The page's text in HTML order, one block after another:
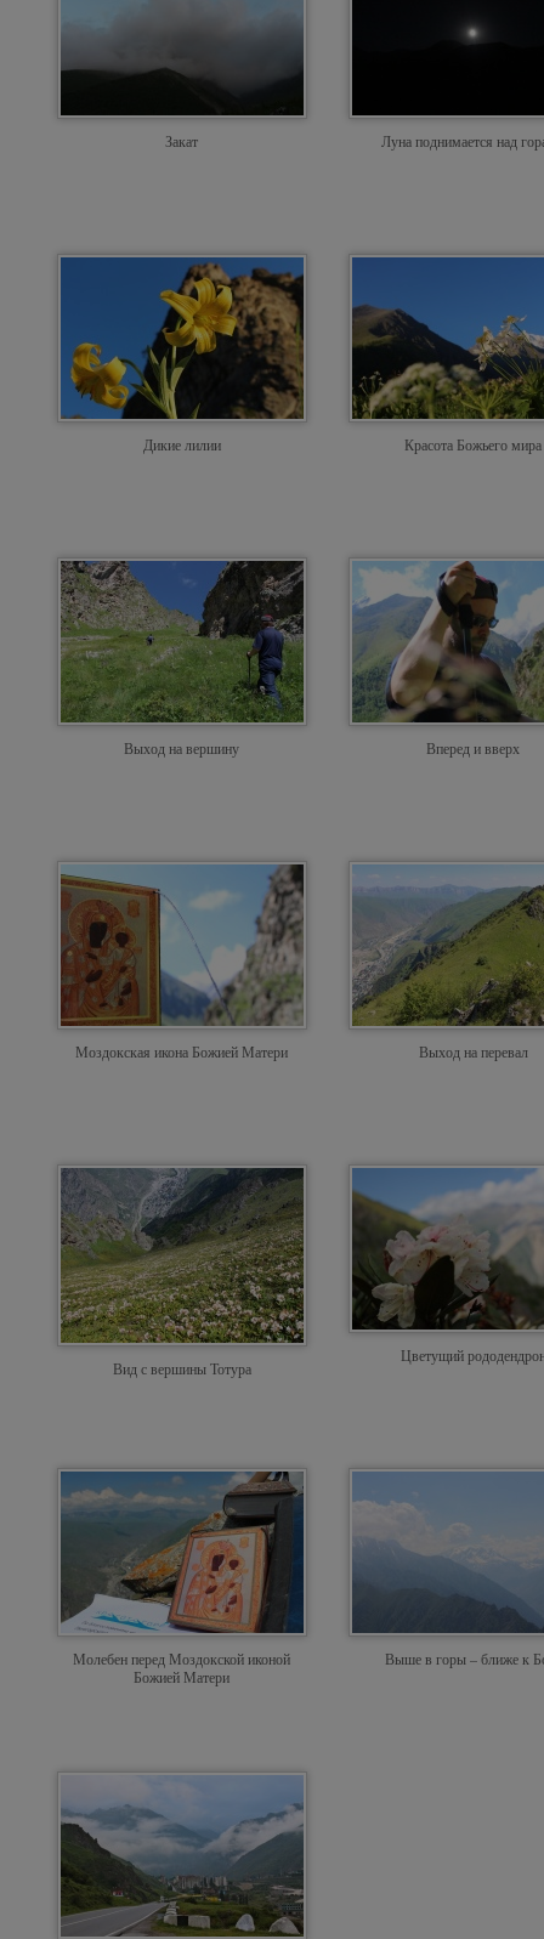
Закат Луна поднимается над
Дикие лилии Красота Божьего мира
Выход на вершину Вперед и вверх
Моздокская икона Божией Матери Выход на перевал
Вид с вершины Тотура
Цветущий
Молебен перед Моздокской иконой
Божией Матери
Выше в горы – ближе к